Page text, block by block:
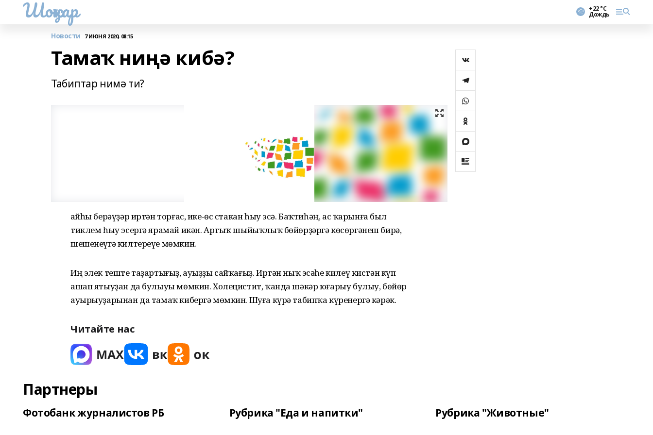
Шоңҡар +22 °С
Дождь
Новости 7 ИЮНЯ 2020, 08:15
Тамаҡ ниңә кибә?
Табиптар нимә ти?
Ҡайһы берәүҙәр иртән торғас, ике-өс стакан һыу эсә. Баҡтиһәң, ас ҡарынға был
тиклем һыу эсергә ярамай икән. Артыҡ шыйыҡлыҡ бөйөрҙәргә көсөргәнеш бирә,
шешенеүгә килтереүе мөмкин.
Иң элек теште таҙартығыҙ, ауыҙҙы сайҡағыҙ. Иртән ныҡ эсәһе килеү кистән күп
ашап ятыуҙан да булыуы мөмкин. Холецистит, ҡанда шәкәр юғарыу булыу, бөйөр
ауырыуҙарынан да тамаҡ кибергә мөмкин. Шуға күрә табипҡа күренергә кәрәк.
Читайте нас
Партнеры
Фотобанк журналистов РБ Рубрика "Еда и напитки" Рубрика "Животные"